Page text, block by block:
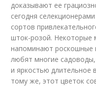
доказывают ее
сегодня
сортов
шток-розой. Некоторые
напоминают роскошные
любят многие
и яркостью длительное
тому же, этот цветок